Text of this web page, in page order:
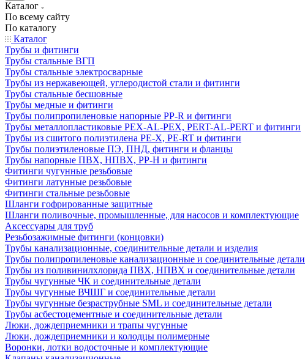
Каталог
По всему сайту
По каталогу
Каталог
Трубы и фитинги
Трубы стальные ВГП
Трубы стальные электросварные
Трубы из нержавеющей, углеродистой стали и фитинги
Трубы стальные бесшовные
Трубы медные и фитинги
Трубы полипропиленовые напорные PP-R и фитинги
Трубы металлопластиковые PEX-AL-PEX, PERT-AL-PERT и фитинги
Трубы из сшитого полиэтилена PE-X, PE-RT и фитинги
Трубы полиэтиленовые ПЭ, ПНД, фитинги и фланцы
Трубы напорные ПВХ, НПВХ, PP-H и фитинги
Фитинги чугунные резьбовые
Фитинги латунные резьбовые
Фитинги стальные резьбовые
Шланги гофрированные защитные
Шланги поливочные, промышленные, для насосов и комплектующие
Аксессуары для труб
Резьбозажимные фитинги (концовки)
Трубы канализационные, соединительные детали и изделия
Трубы полипропиленовые канализационные и соединительные детали
Трубы из поливинилхлорида ПВХ, НПВХ и соединительные детали
Трубы чугунные ЧК и соединительные детали
Трубы чугунные ВЧШГ и соединительные детали
Трубы чугунные безраструбные SML и соединительные детали
Трубы асбестоцементные и соединительные детали
Люки, дождеприемники и трапы чугунные
Люки, дождеприемники и колодцы полимерные
Воронки, лотки водосточные и комплектующие